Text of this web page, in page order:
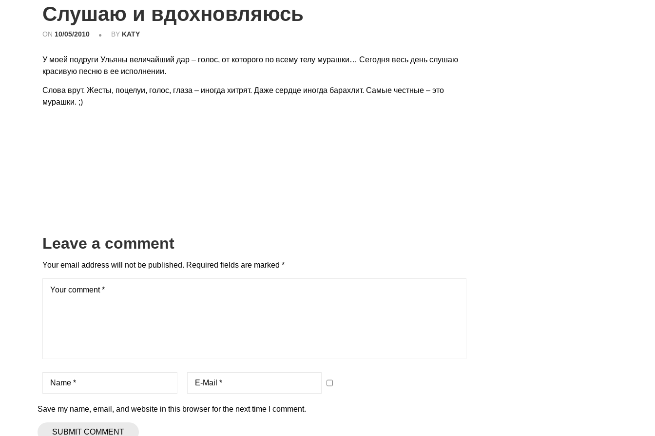
Слушаю и вдохновляюсь
ON 10/05/2010 BY KATY
У моей подруги Ульяны величайший дар – голос, от которого по всему телу мурашки… Сегодня весь день слушаю
красивую песню в ее исполнении.
Слова врут. Жесты, поцелуи, голос, глаза – иногда хитрят. Даже сердце иногда барахлит. Самые честные – это
мурашки. ;)
Leave a comment
Your email address will not be published. Required fields are marked *
Save my name, email, and website in this browser for the next time I comment.